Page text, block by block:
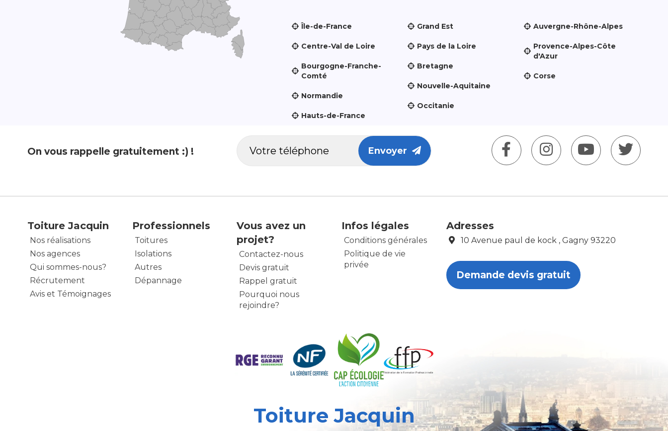
Île-de-France
Centre-Val de Loire
Bourgogne-Franche-
Comté
Normandie
Hauts-de-France
Grand Est
Pays de la Loire
Bretagne
Nouvelle-Aquitaine
Occitanie
Auvergne-Rhône-Alpes
Provence-Alpes-Côte
d'Azur
Corse
On vous rappelle gratuitement :) ! Envoyer
Toiture Jacquin
Nos réalisations
Nos agences
Qui sommes-nous?
Récrutement
Avis et Témoignages
Professionnels
Toitures
Isolations
Autres
Dépannage
Vous avez un
projet?
Contactez-nous
Devis gratuit
Rappel gratuit
Pourquoi nous
rejoindre?
Infos légales
Conditions générales
Politique de vie
privée
Adresses
10 Avenue paul de kock , Gagny 93220
Demande devis gratuit
Toiture Jacquin